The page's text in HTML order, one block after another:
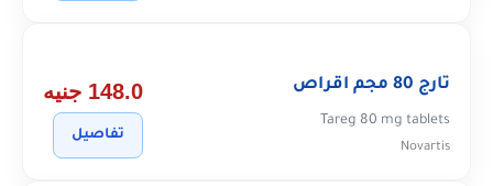
تارج 80 مجم اقراص
Tareg 80 mg tablets
Novartis
148.0 جنيه
تفاصيل